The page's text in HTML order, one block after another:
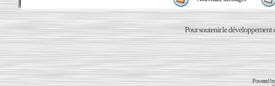
Pour soutenir le développement
Powered